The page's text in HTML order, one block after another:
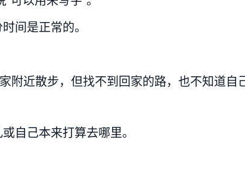
间是正常的。
附近散步，但找不到回家的路，也不知道自
自己本来打算去哪里。